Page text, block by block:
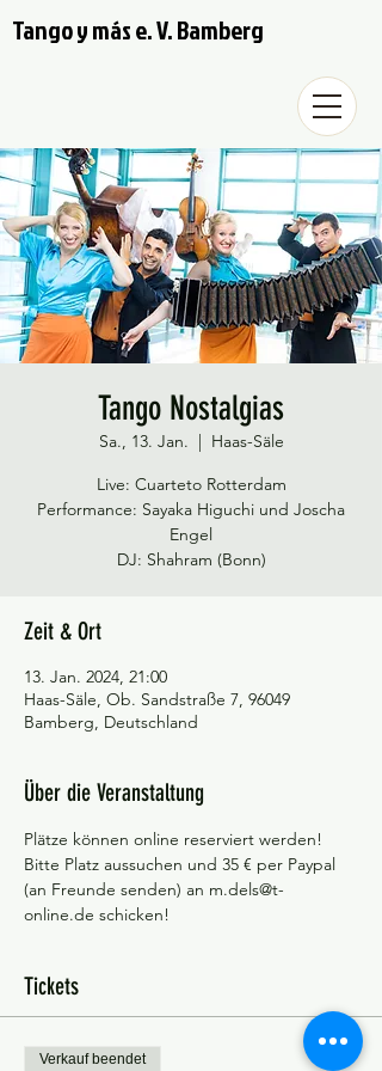
Tango y más e. V. Bamberg
Tango Nostalgias
Sa., 13. Jan.
  |
Haas-Säle
Live: Cuarteto Rotterdam
Performance: Sayaka Higuchi und Joscha
Engel
DJ: Shahram (Bonn)
Zeit & Ort
13. Jan. 2024, 21:00
Haas-Säle, Ob. Sandstraße 7, 96049
Bamberg, Deutschland
Über die Veranstaltung
Plätze können online reserviert werden!
Bitte Platz aussuchen und 35 € per Paypal
(an Freunde senden) an m.dels@t-
online.de schicken!
Tickets
Verkauf beendet